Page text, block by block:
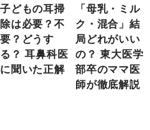
子どもの耳掃
除は必要？不
要？どうす
る？ 耳鼻科医
に聞いた正解
「母乳・ミル
ク・混合」結
局どれがいい
の？ 東大医学
部卒のママ医
師が徹底解説